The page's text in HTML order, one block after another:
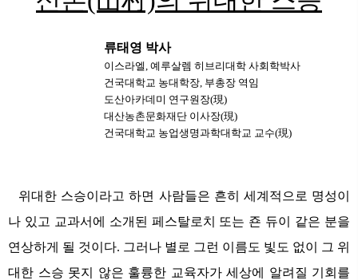
류태영 박사
이스라엘, 예루살렘 히브리대학 사회학박사
건국대학교 농대학장, 부총장 역임
도산아카데미 연구원장(現)
대산농촌문화재단 이사장(現)
건국대학교 농업생명과학대학교 교수(現)
위대한 스승이라고 하면 사람들은 흔히 세계적으로 명성이
나 있고 교과서에 소개된 페스탈로치 또는 죤 듀이 같은 분을
연상하게 될 것이다. 그러나 별로 그런 이름도 빛도 없이 그 위
대한 스승 못지 않은 훌륭한 교육자가 세상에 알려질 기회를